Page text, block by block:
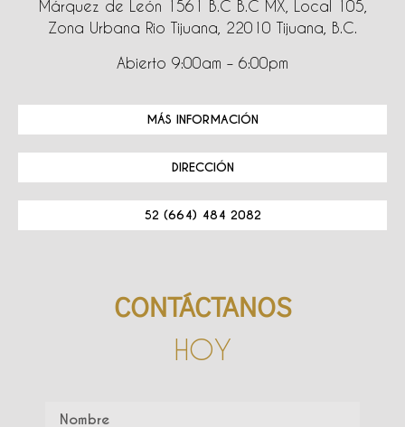
Márquez de León 1561 B.C B.C MX, Local 105,
Zona Urbana Rio Tijuana, 22010 Tijuana, B.C.
Abierto 9:00am – 6:00pm
MÁS INFORMACIÓN
DIRECCIÓN
52 (664) 484 2082
CONTÁCTANOS
HOY